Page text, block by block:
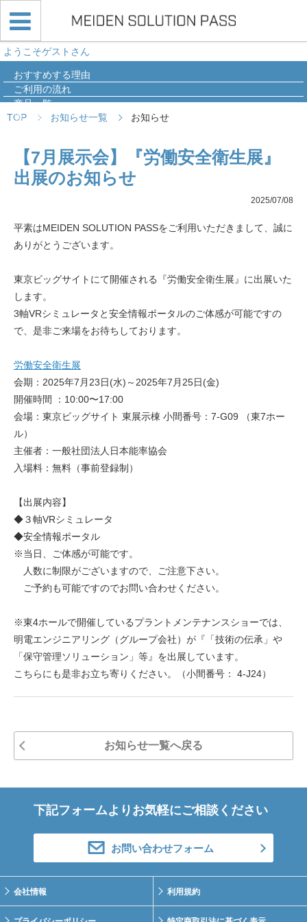
ようこそゲストさん
おすすめする理由
ご利用の流れ
商品一覧
導入事例
TOP お知らせ一覧 お知らせ
【7月展示会】『労働安全衛生展』
出展のお知らせ
2025/07/08
平素はMEIDEN SOLUTION PASSをご利用いただきまして、誠に
ありがとうございます。
東京ビッグサイトにて開催される『労働安全衛生展』に出展いた
します。
3軸VRシミュレータと安全情報ポータルのご体感が可能ですの
で、是非ご来場をお待ちしております。
労働安全衛生展
会期：2025年7月23日(水)～2025年7月25日(金)
開催時間 ：10:00〜17:00
会場：東京ビッグサイト 東展示棟 小間番号：7-G09 （東7ホー
ル）
主催者：一般社団法人日本能率協会
入場料：無料（事前登録制）
【出展内容】
◆３軸VRシミュレータ
◆安全情報ポータル
※当日、ご体感が可能です。
人数に制限がございますので、ご注意下さい。
ご予約も可能ですのでお問い合わせください。
※東4ホールで開催しているプラントメンテナンスショーでは、
明電エンジニアリング（グループ会社）が『「技術の伝承」や
「保守管理ソリューション」等』を出展しています。
こちらにも是非お立ち寄りください。（小間番号： 4-J24）
お知らせ一覧へ戻る
下記フォームよりお気軽にご相談ください
お問い合わせフォーム
会社情報 利用規約